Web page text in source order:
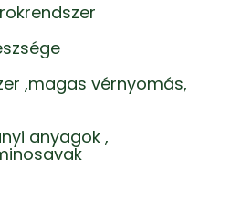
,magas vérnyomás,
anyagok ,